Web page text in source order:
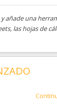
añade una
las hojas de